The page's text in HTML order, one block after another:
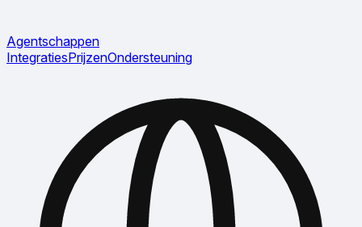
Agentschappen
IntegratiesPrijzenOndersteuning